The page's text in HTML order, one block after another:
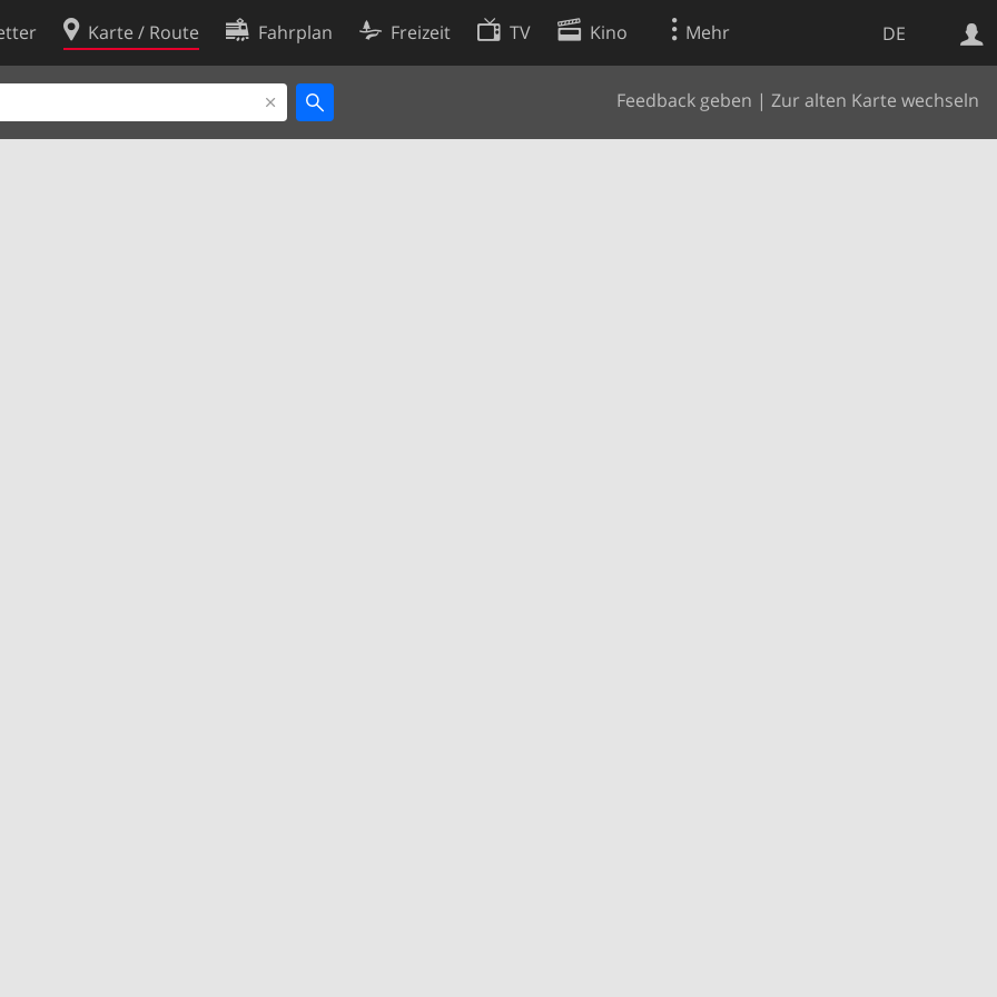
DE
Karte / Route Fahrplan Freizeit TV Kino Mehr
Feedback geben | Zur alten Karte wechseln
Websuche
Cookie-Richtlinie
Cookie-Einstellungen